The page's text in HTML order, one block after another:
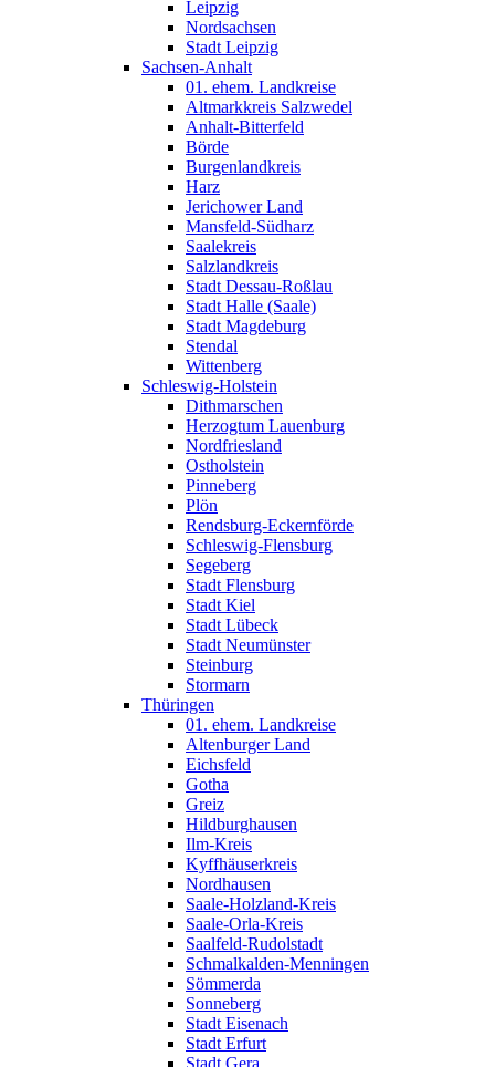
Leipzig
Nordsachsen
Stadt Leipzig
Sachsen-Anhalt
01. ehem. Landkreise
Altmarkkreis Salzwedel
Anhalt-Bitterfeld
Börde
Burgenlandkreis
Harz
Jerichower Land
Mansfeld-Südharz
Saalekreis
Salzlandkreis
Stadt Dessau-Roßlau
Stadt Halle (Saale)
Stadt Magdeburg
Stendal
Wittenberg
Schleswig-Holstein
Dithmarschen
Herzogtum Lauenburg
Nordfriesland
Ostholstein
Pinneberg
Plön
Rendsburg-Eckernförde
Schleswig-Flensburg
Segeberg
Stadt Flensburg
Stadt Kiel
Stadt Lübeck
Stadt Neumünster
Steinburg
Stormarn
Thüringen
01. ehem. Landkreise
Altenburger Land
Eichsfeld
Gotha
Greiz
Hildburghausen
Ilm-Kreis
Kyffhäuserkreis
Nordhausen
Saale-Holzland-Kreis
Saale-Orla-Kreis
Saalfeld-Rudolstadt
Schmalkalden-Menningen
Sömmerda
Sonneberg
Stadt Eisenach
Stadt Erfurt
Stadt Gera